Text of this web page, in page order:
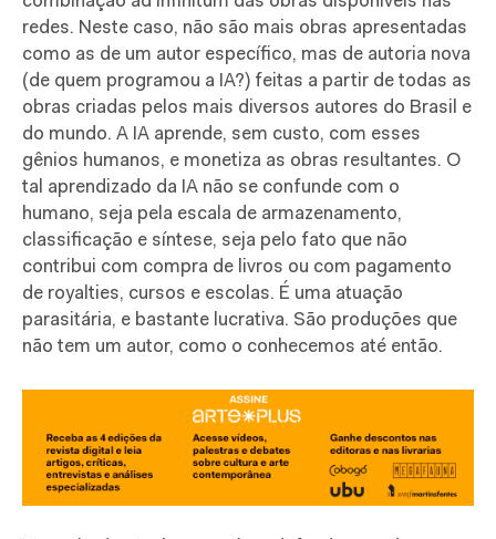
redes. Neste caso, não são mais obras apresentadas
como as de um autor específico, mas de autoria nova
(de quem programou a IA?) feitas a partir de todas as
obras criadas pelos mais diversos autores do Brasil e
do mundo. A IA aprende, sem custo, com esses
gênios humanos, e monetiza as obras resultantes. O
tal aprendizado da IA não se confunde com o
humano, seja pela escala de armazenamento,
classificação e síntese, seja pelo fato que não
contribui com compra de livros ou com pagamento
de royalties, cursos e escolas. É uma atuação
parasitária, e bastante lucrativa. São produções que
não tem um autor, como o conhecemos até então.